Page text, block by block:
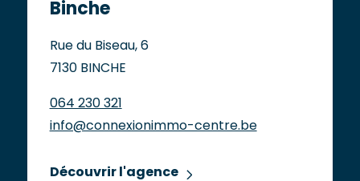
Binche
Rue du Biseau, 6
7130 BINCHE
064 230 321
info@connexionimmo-centre.be
Découvrir l'agence